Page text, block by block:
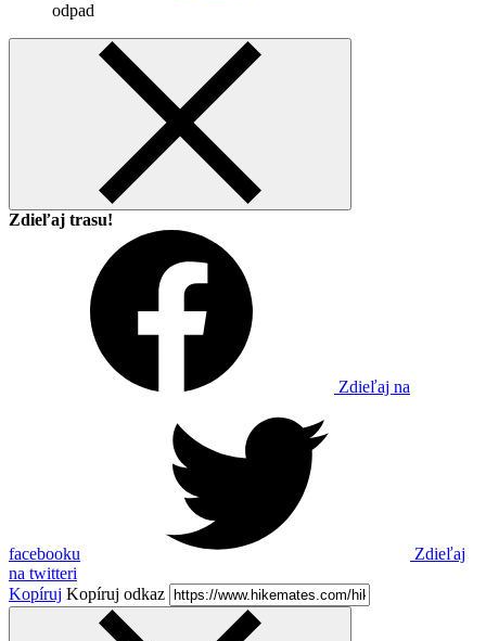
odpad
Zdieľaj trasu!
Zdieľaj na
facebooku
Zdieľaj
na twitteri
Kopíruj Kopíruj odkaz